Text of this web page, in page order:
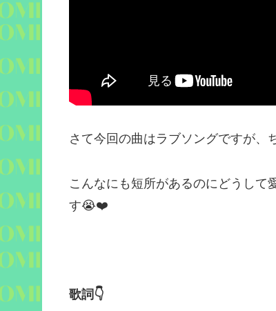
さて今回の曲はラブソングですが、
こんなにも短所があるのにどうして
す😭❤️
歌詞 👇